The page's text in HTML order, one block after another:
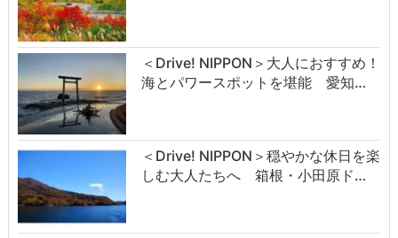
＜Drive! NIPPON＞大人におすすめ！
海とパワースポットを堪能 愛知…
＜Drive! NIPPON＞穏やかな休日を楽
しむ大人たちへ 箱根・小田原ド…